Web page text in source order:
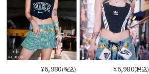
¥6,980(税込) ¥6,980(税込)